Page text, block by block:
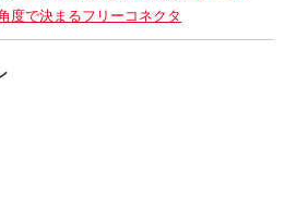
度で決まるフリーコネクタ